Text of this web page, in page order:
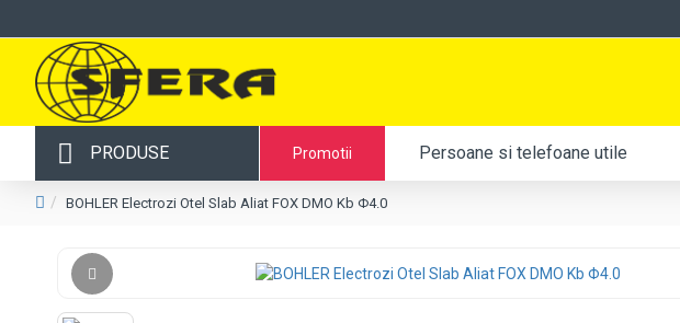
PRODUSE Promotii Persoane si telefoane utile
BOHLER Electrozi Otel Slab Aliat FOX DMO Kb Φ4.0